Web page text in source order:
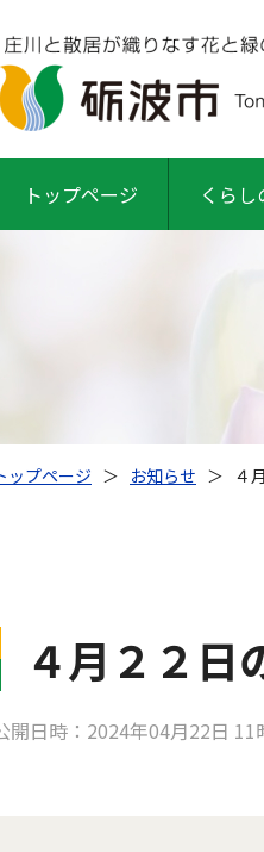
トップページ くらし
ップページ ＞ お知らせ ＞ ４
４月２２日
開日時：2024年04月22日 11